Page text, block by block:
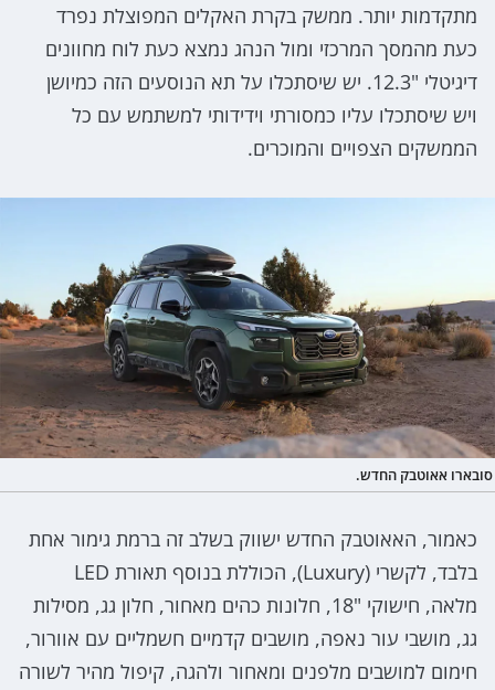
מתקדמות יותר. ממשק בקרת האקלים המפוצלת נפרד
כעת מהמסך המרכזי ומול הנהג נמצא כעת לוח מחוונים
דיגיטלי "12.3. יש שיסתכלו על תא הנוסעים הזה כמיושן
ויש שיסתכלו עליו כמסורתי וידידותי למשתמש עם כל
הממשקים הצפויים והמוכרים.
סובארו אאוטבק החדש.
כאמור, האאוטבק החדש ישווק בשלב זה ברמת גימור אחת
בלבד, לקשרי (Luxury), הכוללת בנוסף תאורת LED
מלאה, חישוקי "18, חלונות כהים מאחור, חלון גג, מסילות
גג, מושבי עור נאפה, מושבים קדמיים חשמליים עם אוורור,
חימום למושבים מלפנים ומאחור ולהגה, קיפול מהיר לשורה